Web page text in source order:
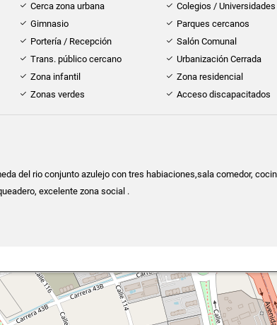
Cerca zona urbana
Colegios / Universidades
Gimnasio
Parques cercanos
Portería / Recepción
Salón Comunal
Trans. público cercano
Urbanización Cerrada
Zona infantil
Zona residencial
Zonas verdes Acceso discapacitados
del rio conjunto azulejo con tres habiaciones,sala comedor,
excelente zona social .